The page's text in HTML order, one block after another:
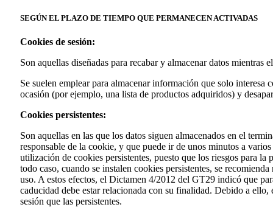
SEGÚN EL PLAZO DE TIEMPO QUE PERMANECEN ACTIVADAS
Cookies de sesión:
Son aquellas diseñadas para recabar y almacenar datos mientras
Se suelen emplear para almacenar información que solo
ocasión (por ejemplo, una lista de productos adquiridos) y
Cookies persistentes:
Son aquellas en las que los datos siguen almacenados en el
responsable de la cookie, y que puede ir de unos minutos a
utilización de cookies persistentes, puesto que los riesgos para
todo caso, cuando se instalen cookies persistentes, se
uso. A estos efectos, el Dictamen 4/2012 del GT29 indicó que
caducidad debe estar relacionada con su finalidad. Debido a
sesión que las persistentes.